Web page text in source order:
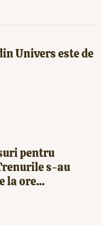
Univers este de
pentru
s-au
la ore...